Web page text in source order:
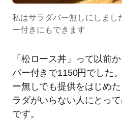
私はサラダバー無しにしまし
ー付きにもできます
「松ロース丼」って以前
バー付きで1150円でした
ー無しでも提供をはじめ
ラダがいらない人にとっ
です。